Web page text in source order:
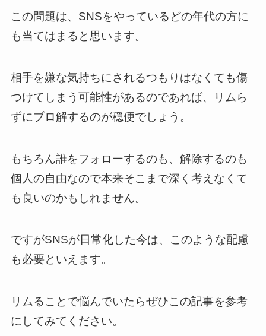
この問題は、SNSをやっているどの年代の方に
も当てはまると思います。
相手を嫌な気持ちにされるつもりはなくても傷
つけてしまう可能性があるのであれば、リムら
ずにブロ解するのが穏便でしょう。
もちろん誰をフォローするのも、解除するのも
個人の自由なので本来そこまで深く考えなくて
も良いのかもしれません。
ですがSNSが日常化した今は、このような配慮
も必要といえます。
リムることで悩んでいたらぜひこの記事を参考
にしてみてください。